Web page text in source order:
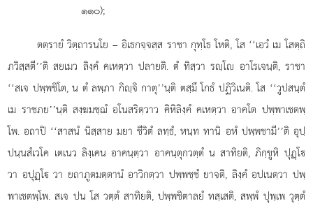
๑๑๐);
ตตฺรายํ วิตฺถารนโย – อิเธกจฺจสฺส ราชา กุทฺโธ โหติ, โส ‘‘เอวํ เม โสตฺถิ
ภวิสฺสตี’’ติ สยเมว ลิงฺคํ คเหตฺวา ปลายติ. ตํ ทิสฺวา รฺโ อาโรเจนฺติ, ราชา
‘‘สเจ ปพฺพชิโต, น ตํ ลพฺภา กิฺจิ กาตุ’’นฺติ ตสฺมึ โกธํ ปฏิวิเนติ. โส ‘‘วูปสนฺตํ
เม ราชภย’’นฺติ สงฺฆมชฺฌํ อโนสริตฺวาว คิหิลิงฺคํ คเหตฺวา อาคโต ปพฺพาเชตพฺ
โพ. อถาปิ ‘‘สาสนํ นิสฺสาย มยา ชีวิตํ ลทฺธํ, หนฺท ทานิ อหํ ปพฺพชามี’’ติ อุปฺ
ปนฺนสํเวโค เตเนว ลิงฺเคน อาคนฺตฺวา อาคนฺตุกวตฺตํ น สาทิยติ, ภิกฺขูหิ ปุฏฺโ
วา อปุฏฺโ วา ยถาภูตมตฺตานํ อาวิกตฺวา ปพฺพชฺชํ ยาจติ, ลิงฺคํ อปเนตฺวา ปพฺ
พาเชตพฺโพ. สเจ ปน โส วตฺตํ สาทิยติ, ปพฺพชิตาลยํทสฺเสติ, สพฺพํ ปุพฺเพ วุตฺตํ